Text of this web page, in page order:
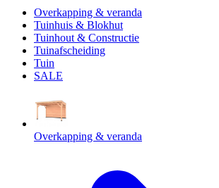
Overkapping & veranda
Tuinhuis & Blokhut
Tuinhout & Constructie
Tuinafscheiding
Tuin
SALE
Overkapping & veranda